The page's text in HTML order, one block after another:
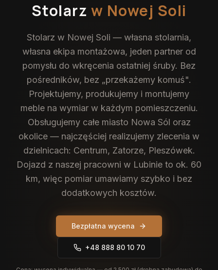
Stolarz w Nowej Soli
Stolarz w Nowej Soli — własna stolarnia,
własna ekipa montażowa, jeden partner od
pomysłu do wkręcenia ostatniej śruby. Bez
pośredników, bez „przekażemy komuś".
Projektujemy, produkujemy i montujemy
meble na wymiar w każdym pomieszczeniu.
Obsługujemy całe miasto Nowa Sól oraz
okolice — najczęściej realizujemy zlecenia w
dzielnicach: Centrum, Zatorze, Pleszówek.
Dojazd z naszej pracowni w Lubinie to ok. 60
km, więc pomiar umawiamy szybko i bez
dodatkowych kosztów.
Bezpłatna wycena
+48 888 80 10 70